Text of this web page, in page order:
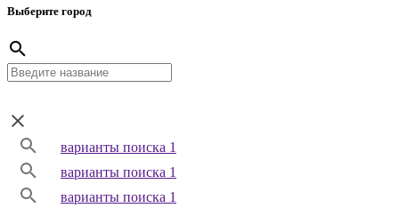
Выберите город
варианты поиска 1
варианты поиска 1
варианты поиска 1